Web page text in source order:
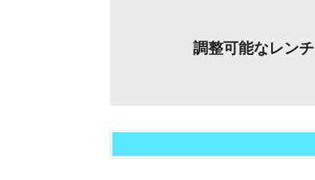
調整可能なレンチ